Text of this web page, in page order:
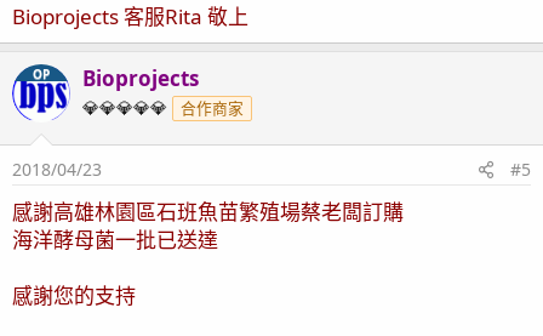
Bioprojects 客服Rita 敬上
OP Bioprojects
💎💎💎💎💎 合作商家
2018/04/23 #5
感謝高雄林園區石班魚苗繁殖場蔡老闆訂購
海洋酵母菌一批已送達
感謝您的支持